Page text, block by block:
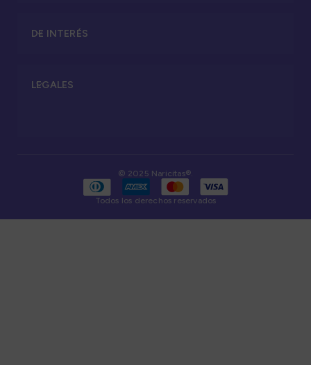
DE INTERÉS
LEGALES
© 2025 Naricitas®.
Todos los derechos reservados